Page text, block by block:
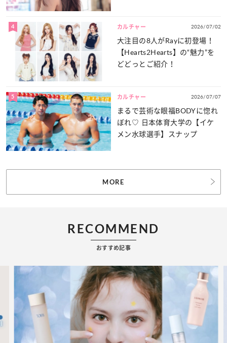
4 カルチャー 2026/07/02
大注目の8人がRayに初登場！
【Hearts2Hearts】の“魅力”を
どどっとご紹介！
5 カルチャー 2026/07/07
まるで芸術な眼福BODYに惚れ
ぼれ♡ 日本体育大学の【イケ
メン水球選手】スナップ
MORE
RECOMMEND
おすすめ記事